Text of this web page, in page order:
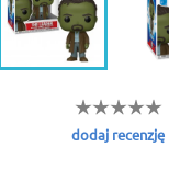
Create
wishlist.
Sign
dodaj recenzję